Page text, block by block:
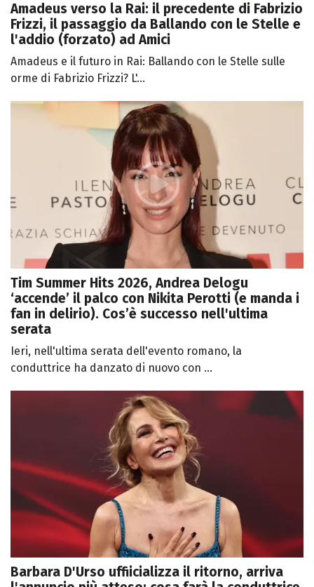
Amadeus verso la Rai: il precedente di Fabrizio
Frizzi, il passaggio da Ballando con le Stelle e
l'addio (forzato) ad Amici
Amadeus e il futuro in Rai: Ballando con le Stelle sulle
orme di Fabrizio Frizzi? L'...
Tim Summer Hits 2026, Andrea Delogu
‘accende’ il palco con Nikita Perotti (e manda i
fan in delirio). Cos’è successo nell'ultima
serata
Ieri, nell'ultima serata dell'evento romano, la
conduttrice ha danzato di nuovo con ...
Barbara D'Urso uffiicializza il ritorno, arriva